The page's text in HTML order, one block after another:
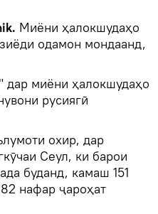
Миёни ҳалокшудаҳо
одамон мондаанд,
миёни ҳалокшудаҳо
русиягӣ
охир, дар
Сеул, ки барои
буданд, камаш 151
нафар ҷароҳат